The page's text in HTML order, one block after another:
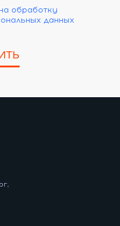
обработку
данных